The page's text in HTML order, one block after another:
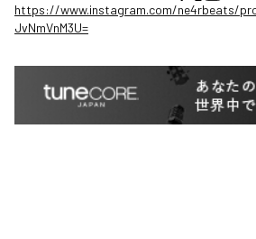
https://www.instagram.com/ne4rbeats/
JvNmVnM3U=